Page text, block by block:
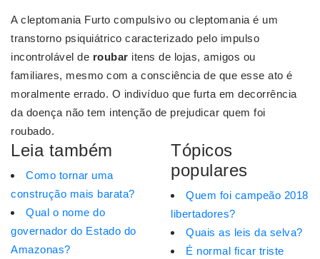
A cleptomania Furto compulsivo ou cleptomania é um
transtorno psiquiátrico caracterizado pelo impulso
incontrolável de roubar itens de lojas, amigos ou
familiares, mesmo com a consciência de que esse ato é
moralmente errado. O indivíduo que furta em decorrência
da doença não tem intenção de prejudicar quem foi
roubado.
Leia também
Como tornar uma
construção mais barata?
Qual o nome do
governador do Estado do
Amazonas?
Tópicos
populares
Quem foi campeão 2018
libertadores?
Quais as leis da selva?
É normal ficar triste